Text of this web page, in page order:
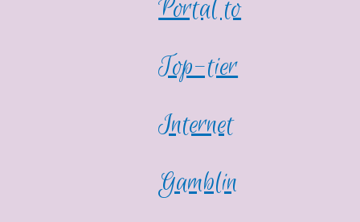
Portal to
Top-tier
Internet
Gamblin